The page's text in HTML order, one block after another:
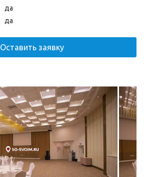
да
да
Оставить заявку